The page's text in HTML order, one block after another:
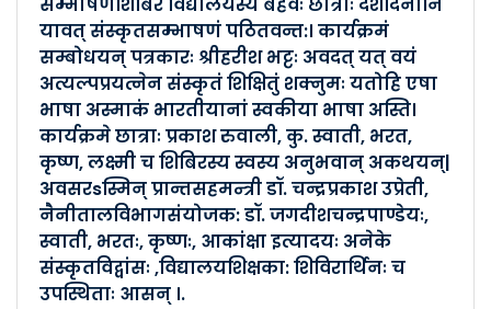
30-12-23 दिनांके पिथौरागढ़े लक्षम�..
Posted By :- Uttarakhand
Posted Date :- 31-12-2023
22-12-2023 दिनांके देहरादूने गीता�..
Posted By :- Uttarakhand
Posted Date :- 22-12-2023
22-12-2023 दिनांके काशीपुरे गीताज�..
सम्भाषणशिबिरे विद्यालयस्य बहवः छात्राः दशदिनानि
यावत् संस्कृतसम्भाषणं पठितवन्त:। कार्यक्रमं
सम्बोधयन् पत्रकारः श्रीहरीश भट्टः अवदत् यत् वयं
अत्यल्पप्रयत्नेन संस्कृतं शिक्षितुं शक्नुमः यतोहि एषा
भाषा अस्माकं भारतीयानां स्वकीया भाषा अस्ति।
कार्यक्रमे छात्राः प्रकाश रुवाली, कु. स्वाती, भरत,
कृष्ण, लक्ष्मी च शिबिरस्य स्वस्य अनुभवान् अकथयन्|
अवसरsस्मिन् प्रान्तसहमन्त्री डॉ. चन्द्रप्रकाश उप्रेती,
नैनीतालविभागसंयोजक: डॉ. जगदीशचन्द्रपाण्डेयः,
स्वाती, भरतः, कृष्णः, आकांक्षा इत्यादयः अनेके
संस्कृतविद्वांसः ,विद्यालयशिक्षका: शिविरार्थिनः च
उपस्थिताः आसन् ।.